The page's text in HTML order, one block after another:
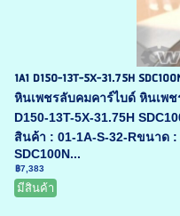
1A1 D150-13T-5X-31.75H
หินเพชรลับคมคาร์ไบด์ หินเพ
D150-13T-5X-31.75H
สินค้า : 01-1A-S-32-Rขนาด :
SDC100N...
฿7,383
มีสินค้า